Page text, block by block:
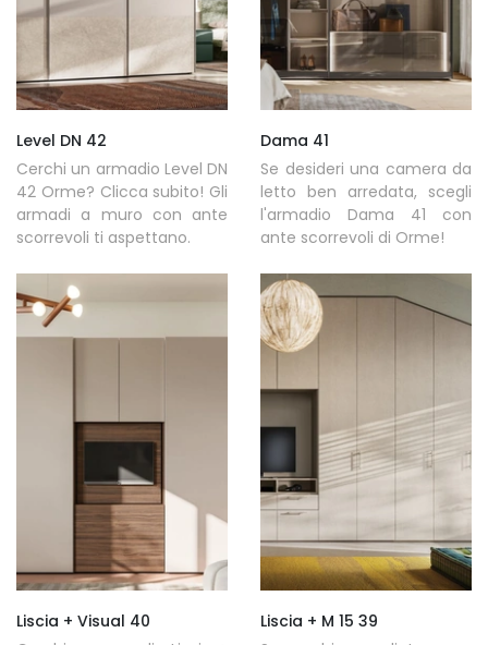
Level DN 42
Cerchi un armadio Level DN
42 Orme? Clicca subito! Gli
armadi a muro con ante
scorrevoli ti aspettano.
Dama 41
Se desideri una camera da
letto ben arredata, scegli
l'armadio Dama 41 con
ante scorrevoli di Orme!
Liscia + Visual 40
Liscia + M 15 39